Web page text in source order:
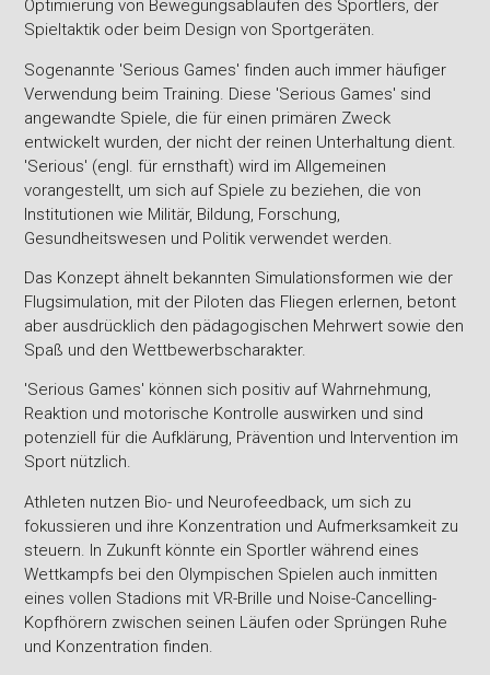
Optimierung von Bewegungsabläufen des Sportlers, der
Spieltaktik oder beim Design von Sportgeräten.
Sogenannte 'Serious Games' finden auch immer häufiger
Verwendung beim Training. Diese 'Serious Games' sind
angewandte Spiele, die für einen primären Zweck
entwickelt wurden, der nicht der reinen Unterhaltung dient.
'Serious' (engl. für ernsthaft) wird im Allgemeinen
vorangestellt, um sich auf Spiele zu beziehen, die von
Institutionen wie Militär, Bildung, Forschung,
Gesundheitswesen und Politik verwendet werden.
Das Konzept ähnelt bekannten Simulationsformen wie der
Flugsimulation, mit der Piloten das Fliegen erlernen, betont
aber ausdrücklich den pädagogischen Mehrwert sowie den
Spaß und den Wettbewerbscharakter.
'Serious Games' können sich positiv auf Wahrnehmung,
Reaktion und motorische Kontrolle auswirken und sind
potenziell für die Aufklärung, Prävention und Intervention im
Sport nützlich.
Athleten nutzen Bio- und Neurofeedback, um sich zu
fokussieren und ihre Konzentration und Aufmerksamkeit zu
steuern. In Zukunft könnte ein Sportler während eines
Wettkampfs bei den Olympischen Spielen auch inmitten
eines vollen Stadions mit VR-Brille und Noise-Cancelling-
Kopfhörern zwischen seinen Läufen oder Sprüngen Ruhe
und Konzentration finden.